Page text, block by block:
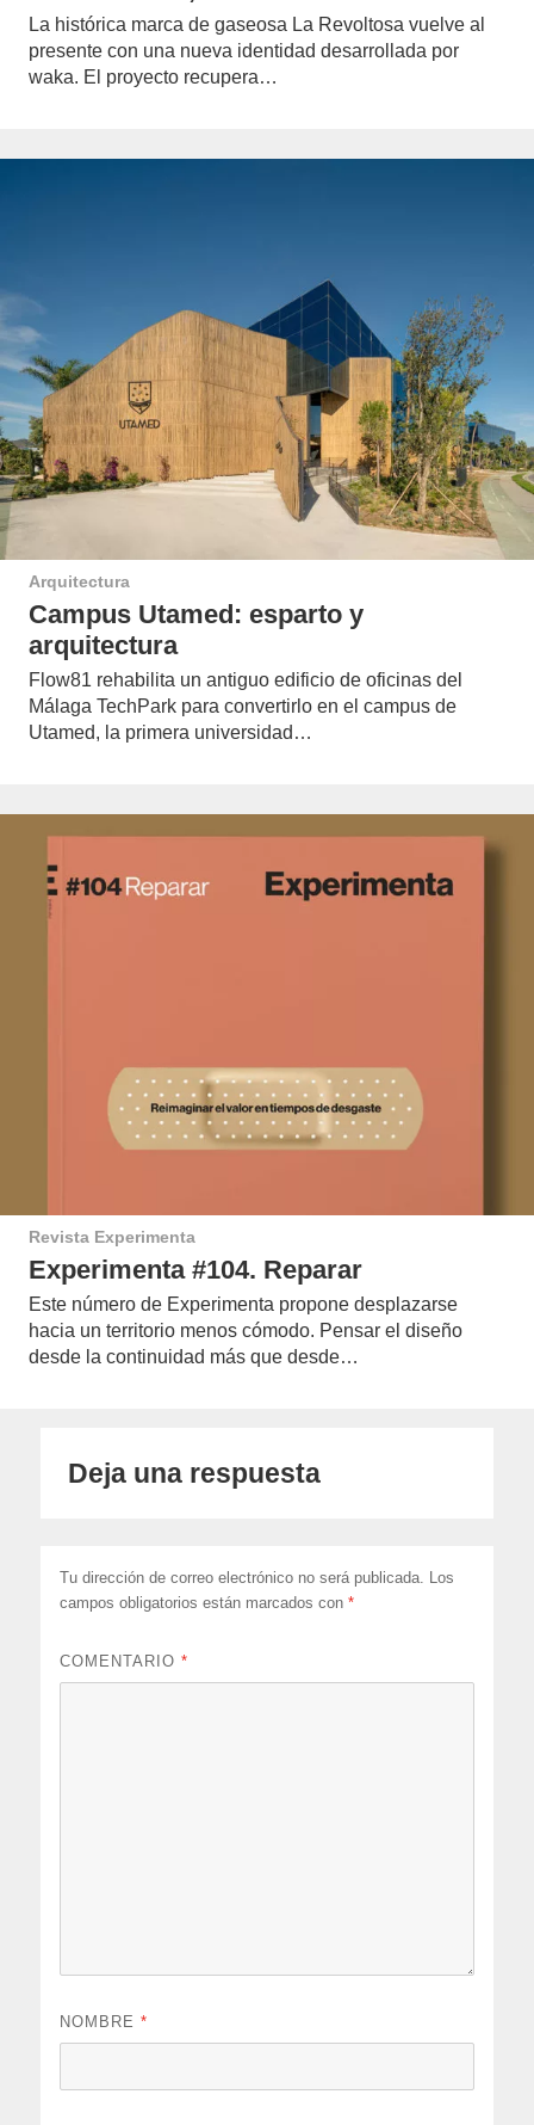
La histórica marca de gaseosa La Revoltosa vuelve al
presente con una nueva identidad desarrollada por
waka. El proyecto recupera…
Arquitectura
Campus Utamed: esparto y
arquitectura
Flow81 rehabilita un antiguo edificio de oficinas del
Málaga TechPark para convertirlo en el campus de
Utamed, la primera universidad…
Revista Experimenta
Experimenta #104. Reparar
Este número de Experimenta propone desplazarse
hacia un territorio menos cómodo. Pensar el diseño
desde la continuidad más que desde…
Deja una respuesta
Tu dirección de correo electrónico no será publicada. Los
campos obligatorios están marcados con*
COMENTARIO*
NOMBRE*